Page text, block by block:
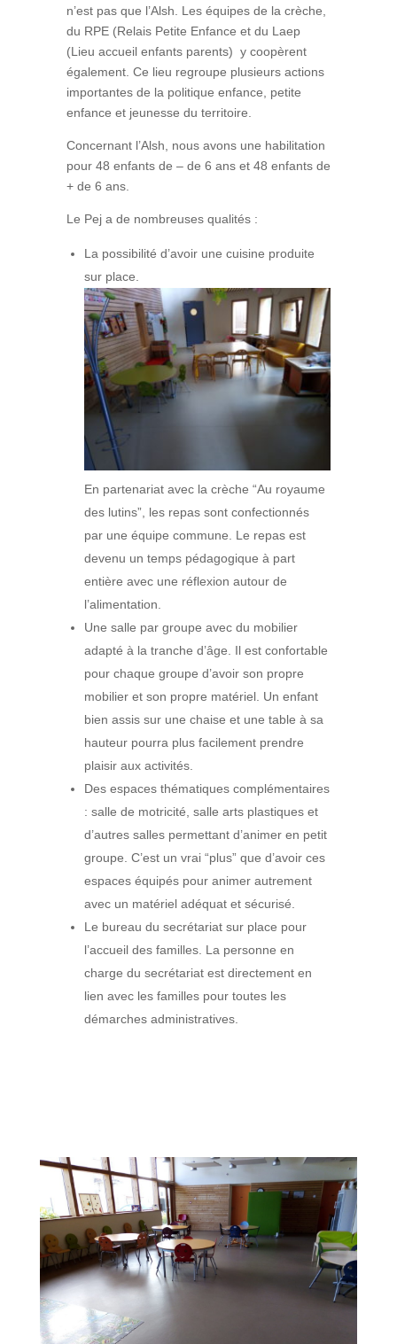
n’est pas que l’Alsh. Les équipes de la crèche,
du RPE (Relais Petite Enfance et du Laep
(Lieu accueil enfants parents) y coopèrent
également. Ce lieu regroupe plusieurs actions
importantes de la politique enfance, petite
enfance et jeunesse du territoire.
Concernant l’Alsh, nous avons une habilitation
pour 48 enfants de – de 6 ans et 48 enfants de
+ de 6 ans.
Le Pej a de nombreuses qualités :
La possibilité d’avoir une cuisine produite
sur place.
En partenariat avec la crèche “Au royaume
des lutins”, les repas sont confectionnés
par une équipe commune. Le repas est
devenu un temps pédagogique à part
entière avec une réflexion autour de
l’alimentation.
Une salle par groupe avec du mobilier
adapté à la tranche d’âge. Il est confortable
pour chaque groupe d’avoir son propre
mobilier et son propre matériel. Un enfant
bien assis sur une chaise et une table à sa
hauteur pourra plus facilement prendre
plaisir aux activités.
Des espaces thématiques complémentaires
: salle de motricité, salle arts plastiques et
d’autres salles permettant d’animer en petit
groupe. C’est un vrai “plus” que d’avoir ces
espaces équipés pour animer autrement
avec un matériel adéquat et sécurisé.
Le bureau du secrétariat sur place pour
l’accueil des familles. La personne en
charge du secrétariat est directement en
lien avec les familles pour toutes les
démarches administratives.